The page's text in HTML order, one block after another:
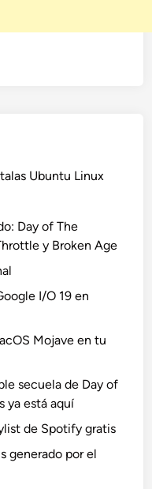
Ubuntu Linux
Day of The
y Broken Age
I/O 19 en
Mojave en tu
secuela de Day of
ya está aquí
de Spotify gratis
generado por el